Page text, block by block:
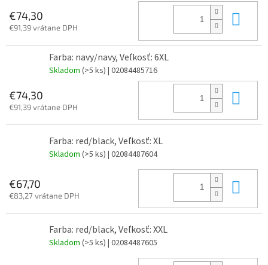
€74,30
€91,39 vrátane DPH
Farba: navy/navy, Veľkosť: 6XL
Skladom (>5 ks) | 02084485716
€74,30
€91,39 vrátane DPH
Farba: red/black, Veľkosť: XL
Skladom (>5 ks) | 02084487604
€67,70
€83,27 vrátane DPH
Farba: red/black, Veľkosť: XXL
Skladom (>5 ks) | 02084487605